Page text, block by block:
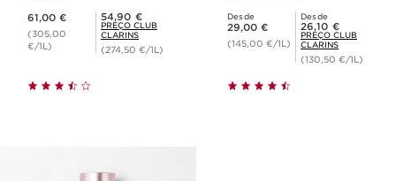
61,00 €
(305,00
€/1L)
Preço Club Clarins 54,90 €
54,90 €
PREÇO CLUB
CLARINS
(274,50 €/1L)
Desde
Preço atual 29,00 €
29,00 €
(145,00 €/1L)
Desde
Preço Club Clarins 26,10 €
26,10 €
PREÇO CLUB
CLARINS
(130,50 €/1L)